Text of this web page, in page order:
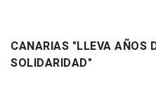
CANARIAS "LLEVA AÑOS
SOLIDARIDAD"